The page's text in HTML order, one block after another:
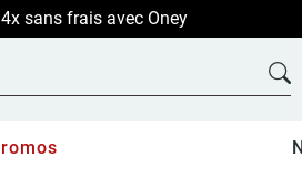
sur TOUT le site !